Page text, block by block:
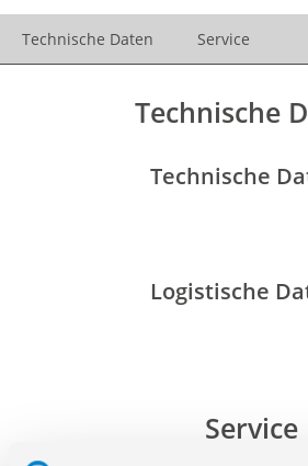
Technische Daten Service
Technische
Technische
Logistische
Service